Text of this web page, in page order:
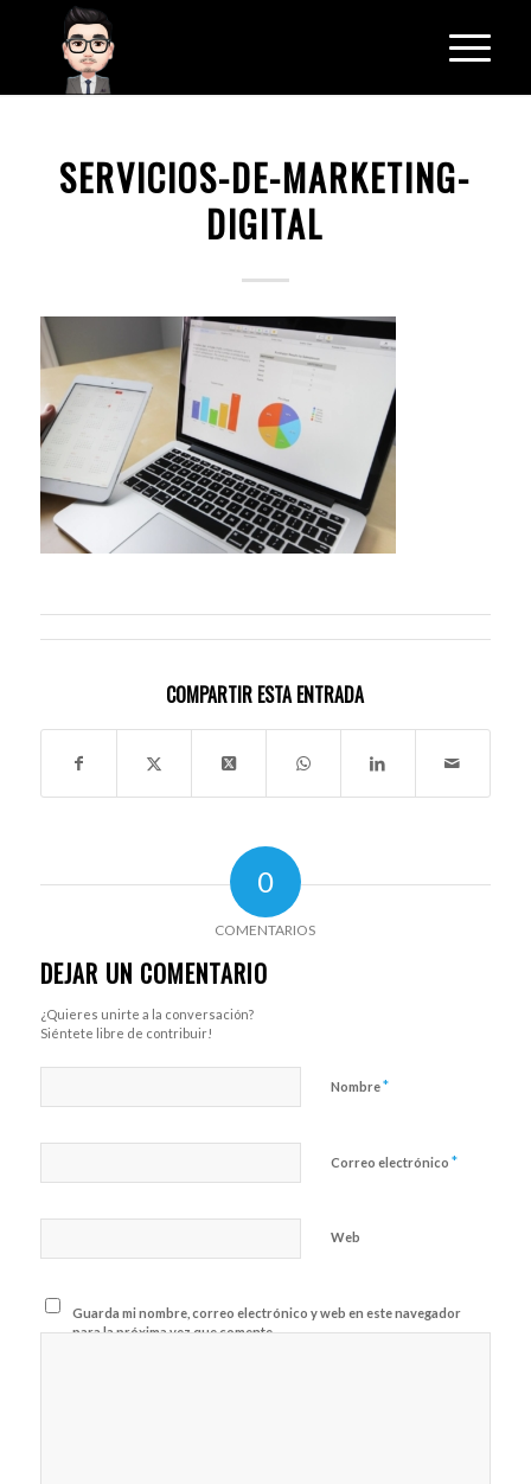
SERVICIOS-DE-MARKETING-
DIGITAL
COMPARTIR ESTA ENTRADA
0
COMENTARIOS
DEJAR UN COMENTARIO
¿Quieres unirte a la conversación?
Siéntete libre de contribuir!
Nombre*
Correo electrónico *
Web
Guarda mi nombre, correo electrónico y web en este navegador
para la próxima vez que comente.